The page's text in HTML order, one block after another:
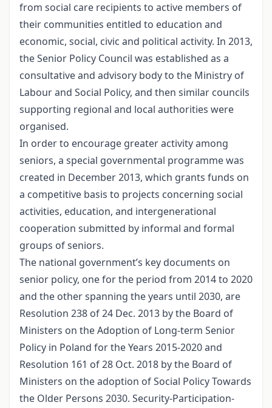
from social care recipients to active members of
their communities entitled to education and
economic, social, civic and political activity. In 2013,
the Senior Policy Council was established as a
consultative and advisory body to the Ministry of
Labour and Social Policy, and then similar councils
supporting regional and local authorities were
organised.
In order to encourage greater activity among
seniors, a special governmental programme was
created in December 2013, which grants funds on
a competitive basis to projects concerning social
activities, education, and intergenerational
cooperation submitted by informal and formal
groups of seniors.
The national government’s key documents on
senior policy, one for the period from 2014 to 2020
and the other spanning the years until 2030, are
Resolution 238 of 24 Dec. 2013 by the Board of
Ministers on the Adoption of Long-term Senior
Policy in Poland for the Years 2015-2020 and
Resolution 161 of 28 Oct. 2018 by the Board of
Ministers on the adoption of Social Policy Towards
the Older Persons 2030. Security-Participation-